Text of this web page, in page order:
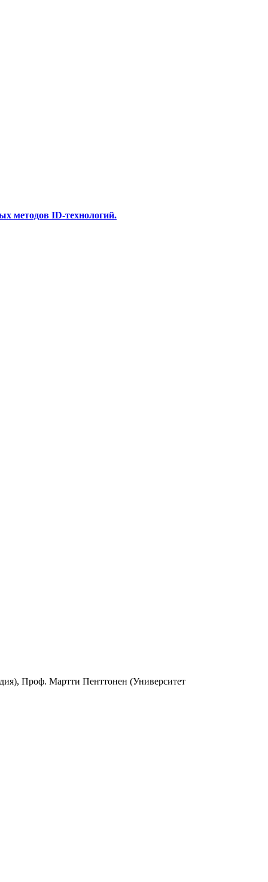
методов ID-технологий.
Проф. Мартти Пенттонен (Университет